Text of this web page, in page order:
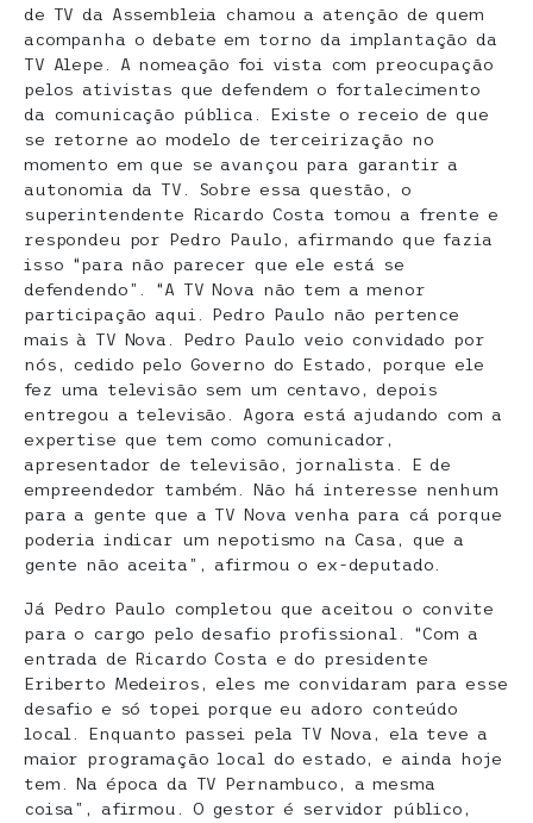
de TV da Assembleia chamou a atenção de quem
acompanha o debate em torno da implantação da
TV Alepe. A nomeação foi vista com preocupação
pelos ativistas que defendem o fortalecimento
da comunicação pública. Existe o receio de que
se retorne ao modelo de terceirização no
momento em que se avançou para garantir a
autonomia da TV. Sobre essa questão, o
superintendente Ricardo Costa tomou a frente e
respondeu por Pedro Paulo, afirmando que fazia
isso “para não parecer que ele está se
defendendo”. “A TV Nova não tem a menor
participação aqui. Pedro Paulo não pertence
mais à TV Nova. Pedro Paulo veio convidado por
nós, cedido pelo Governo do Estado, porque ele
fez uma televisão sem um centavo, depois
entregou a televisão. Agora está ajudando com a
expertise que tem como comunicador,
apresentador de televisão, jornalista. E de
empreendedor também. Não há interesse nenhum
para a gente que a TV Nova venha para cá porque
poderia indicar um nepotismo na Casa, que a
gente não aceita”, afirmou o ex-deputado.
Já Pedro Paulo completou que aceitou o convite
para o cargo pelo desafio profissional. “Com a
entrada de Ricardo Costa e do presidente
Eriberto Medeiros, eles me convidaram para esse
desafio e só topei porque eu adoro conteúdo
local. Enquanto passei pela TV Nova, ela teve a
maior programação local do estado, e ainda hoje
tem. Na época da TV Pernambuco, a mesma
coisa”, afirmou. O gestor é servidor público,